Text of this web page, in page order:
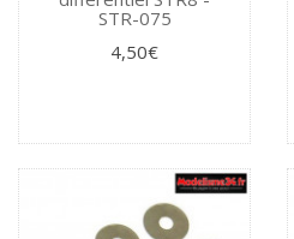
STR-075
4,50€